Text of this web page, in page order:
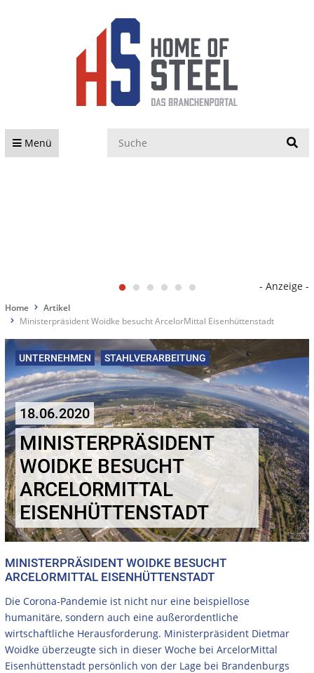
Menü
- Anzeige -
Home
Artikel
Ministerpräsident Woidke besucht ArcelorMittal Eisenhüttenstadt
UNTERNEHMEN STAHLVERARBEITUNG
18.06.2020
MINISTERPRÄSIDENT
WOIDKE BESUCHT
ARCELORMITTAL
EISENHÜTTENSTADT
MINISTERPRÄSIDENT WOIDKE BESUCHT
ARCELORMITTAL EISENHÜTTENSTADT
Die Corona-Pandemie ist nicht nur eine beispiellose
humanitäre, sondern auch eine außerordentliche
wirtschaftliche Herausforderung. Ministerpräsident Dietmar
Woidke überzeugte sich in dieser Woche bei ArcelorMittal
Eisenhüttenstadt persönlich von der Lage bei Brandenburgs